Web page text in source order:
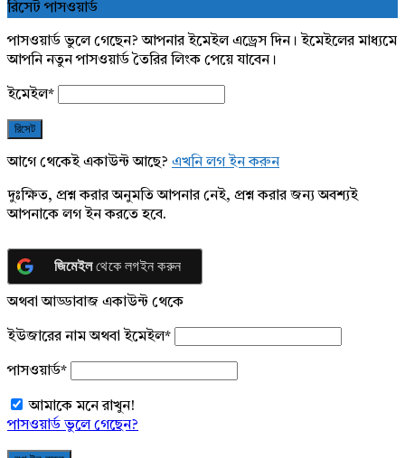
রিসেট পাসওয়ার্ড
পাসওয়ার্ড ভুলে গেছেন? আপনার ইমেইল এড্রেস দিন। ইমেইলের মাধ্যমে
আপনি নতুন পাসওয়ার্ড তৈরির লিংক পেয়ে যাবেন।
ইমেইল*
আগে থেকেই একাউন্ট আছে? এখনি লগ ইন করুন
দুঃক্ষিত, প্রশ্ন করার অনুমতি আপনার নেই, প্রশ্ন করার জন্য অবশ্যই
আপনাকে লগ ইন করতে হবে.
জিমেইলথেকে লগইন করুন
অথবা আড্ডাবাজ একাউন্ট থেকে
ইউজারের নাম অথবা ইমেইল*
পাসওয়ার্ড*
আমাকে মনে রাখুন!
পাসওয়ার্ড ভুলে গেছেন?